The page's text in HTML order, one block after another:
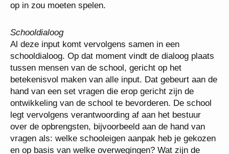
op in zou moeten spelen.
Schooldialoog
Al deze input komt vervolgens samen in een
schooldialoog. Op dat moment vindt de dialoog plaats
tussen mensen van de school, gericht op het
betekenisvol maken van alle input. Dat gebeurt aan de
hand van een set vragen die erop gericht zijn de
ontwikkeling van de school te bevorderen. De school
legt vervolgens verantwoording af aan het bestuur
over de opbrengsten, bijvoorbeeld aan de hand van
vragen als: welke schooleigen aanpak heb je gekozen
en op basis van welke overwegingen? Wat zijn de